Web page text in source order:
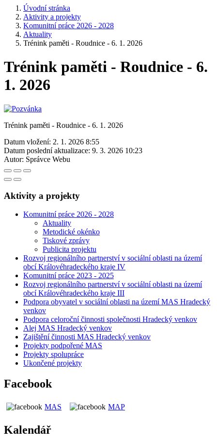
Úvodní stránka
Aktivity a projekty
Komunitní práce 2026 - 2028
Aktuality
Trénink paměti - Roudnice - 6. 1. 2026
Trénink paměti - Roudnice - 6.
1. 2026
Trénink paměti - Roudnice - 6. 1. 2026
Datum vložení: 2. 1. 2026 8:55
Datum poslední aktualizace: 9. 3. 2026 10:23
Autor: Správce Webu
Aktivity a projekty
Komunitní práce 2026 - 2028
Aktuality
Metodické okénko
Tiskové zprávy
Publicita projektu
Rozvoj regionálního partnerství v sociální oblasti na území
obcí Královéhradeckého kraje IV
Komunitní práce 2023 - 2025
Rozvoj regionálního partnerství v sociální oblasti na území
obcí Královéhradeckého kraje III
Podpora obyvatel v sociální oblasti na území MAS Hradecký
venkov
Podpora celoroční činnosti společnosti Hradecký venkov
Alej MAS Hradecký venkov
Zajištění činnosti MAS Hradecký venkov
Projekty podpořené MAS
Projekty spolupráce
Ukončené projekty
Facebook
MAS MAP
Kalendář